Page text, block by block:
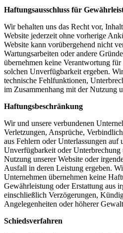
Haftungsausschluss für
Wir behalten uns das Recht vor,
Website jederzeit ohne vorherige
Website kann vorübergehend nicht
Wartungsarbeiten oder andere
übernehmen keine Verantwortung
solchen Unverfügbarkeit ergeben.
technische Fehlfunktionen,
im Zusammenhang mit der Nutzung
Haftungsbeschränkung
Wir und unsere verbundenen
Verletzungen, Ansprüche,
aus Fehlern oder Unterlassungen auf
Unverfügbarkeit oder Unterbrechung
Nutzung unserer Website oder
Ausfall in deren Leistung ergeben.
Unternehmen übernehmen keine
Gewährleistung oder Erstattung aus
einschließlich Verzögerungen,
Angelegenheiten oder höherer
Schiedsverfahren